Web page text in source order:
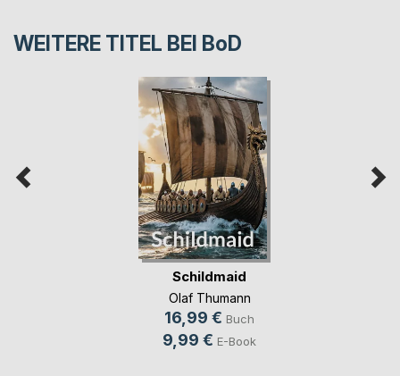
WEITERE TITEL BEI BoD
Schildmaid
Olaf Thumann
16,99 € Buch
9,99 € E-Book